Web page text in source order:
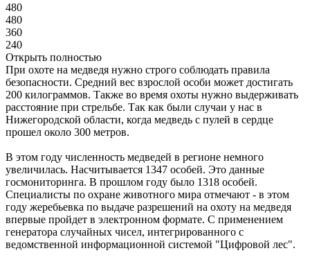
480
480
360
240
Открыть полностью
При охоте на медведя нужно строго соблюдать правила
безопасности. Средний вес взрослой особи может достигать
200 килограммов. Также во время охоты нужно выдерживать
расстояние при стрельбе. Так как были случаи у нас в
Нижегородской области, когда медведь с пулей в сердце
прошел около 300 метров.
В этом году численность медведей в регионе немного
увеличилась. Насчитывается 1347 особей. Это данные
госмониторинга. В прошлом году было 1318 особей.
Специалисты по охране животного мира отмечают - в этом
году жеребьевка по выдаче разрешений на охоту на медведя
впервые пройдет в электронном формате. С применением
генератора случайных чисел, интегрированного с
ведомственной информационной системой "Цифровой лес".